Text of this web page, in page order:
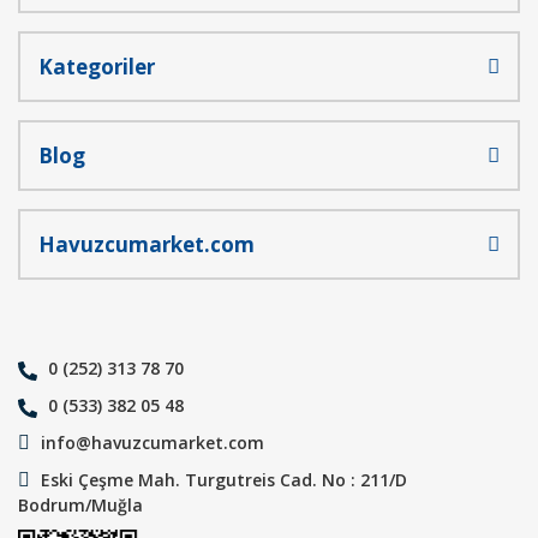
Kategoriler
Blog
Havuzcumarket.com
0 (252) 313 78 70
0 (533) 382 05 48
info@havuzcumarket.com
Eski Çeşme Mah. Turgutreis Cad. No : 211/D
Bodrum/Muğla